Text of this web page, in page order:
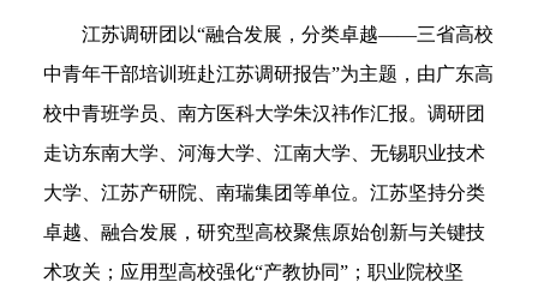
江苏调研团以“融合发展，分类卓越——三省高校
中青年干部培训班赴江苏调研报告”为主题，由广东高
校中青班学员、南方医科大学朱汉祎作汇报。调研团
走访东南大学、河海大学、江南大学、无锡职业技术
大学、江苏产研院、南瑞集团等单位。江苏坚持分类
卓越、融合发展，研究型高校聚焦原始创新与关键技
术攻关；应用型高校强化“产教协同”；职业院校坚